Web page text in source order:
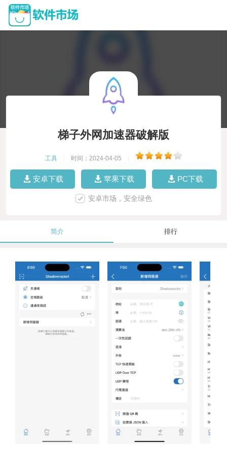
梯子外网加速器破解版
工具 时间：2024-04-05
安卓下载 苹果下载 PC下载
安卓市场，安全绿色
简介 排行